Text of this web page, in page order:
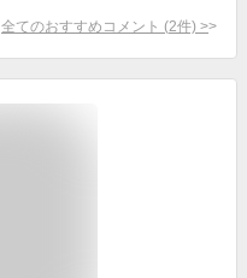
全てのおすすめコメント (2件) >